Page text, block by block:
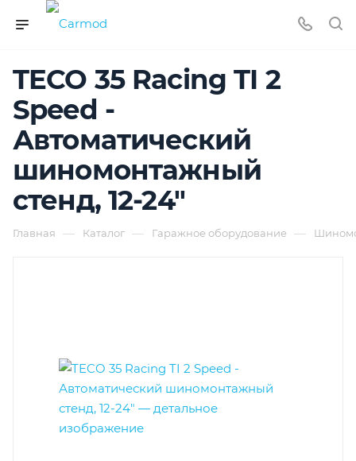
TECO 35 Racing TI 2
Speed -
Автоматический
шиномонтажный
стенд, 12-24"
Главная — Каталог — Гаражное оборудование —